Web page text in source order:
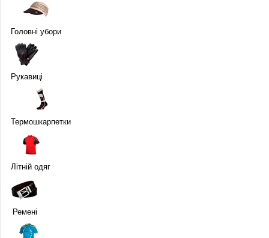
Головні убори
Рукавиці
Термошкарпетки
Літній одяг
Ремені